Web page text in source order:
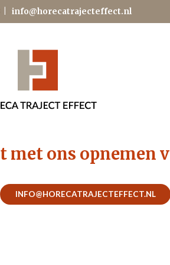
info@horecatrajecteffect.nl
met ons opnemen
INFO@HORECATRAJECTEFFECT.NL